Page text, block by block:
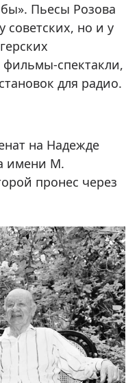
Пьесы Розова
советских, но и у
спектакли,
для радио.
на Надежде
имени М.
пронес через